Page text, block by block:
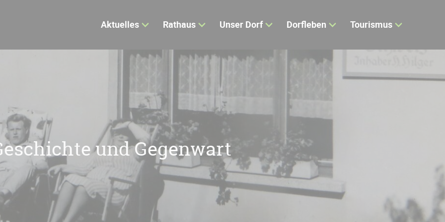
Aktuelles Rathaus Unser Dorf Dorfleben Tourismus
und Gegenwart